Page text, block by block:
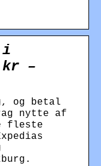
i
–
og betal
nytte af
fleste